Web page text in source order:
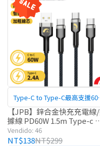
Type-C to Type-C最高支援
PD快充
【JPB】鋅合金快充充電線
據線 PD60W 1.5m Type-c
輸線 PD快充
Vendido: 46
NT$138NT$299